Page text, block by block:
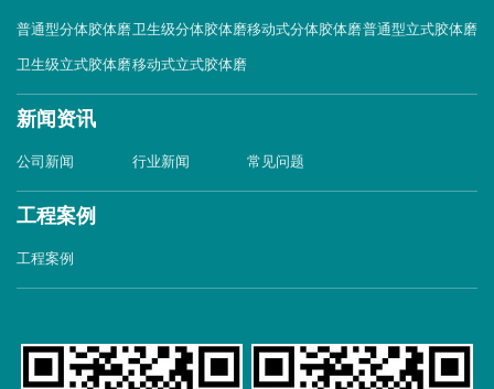
普通型分体胶体磨卫生级分体胶体磨移动式分体胶体磨普通型立式胶体磨
卫生级立式胶体磨移动式立式胶体磨
新闻资讯
公司新闻 行业新闻 常见问题
工程案例
工程案例